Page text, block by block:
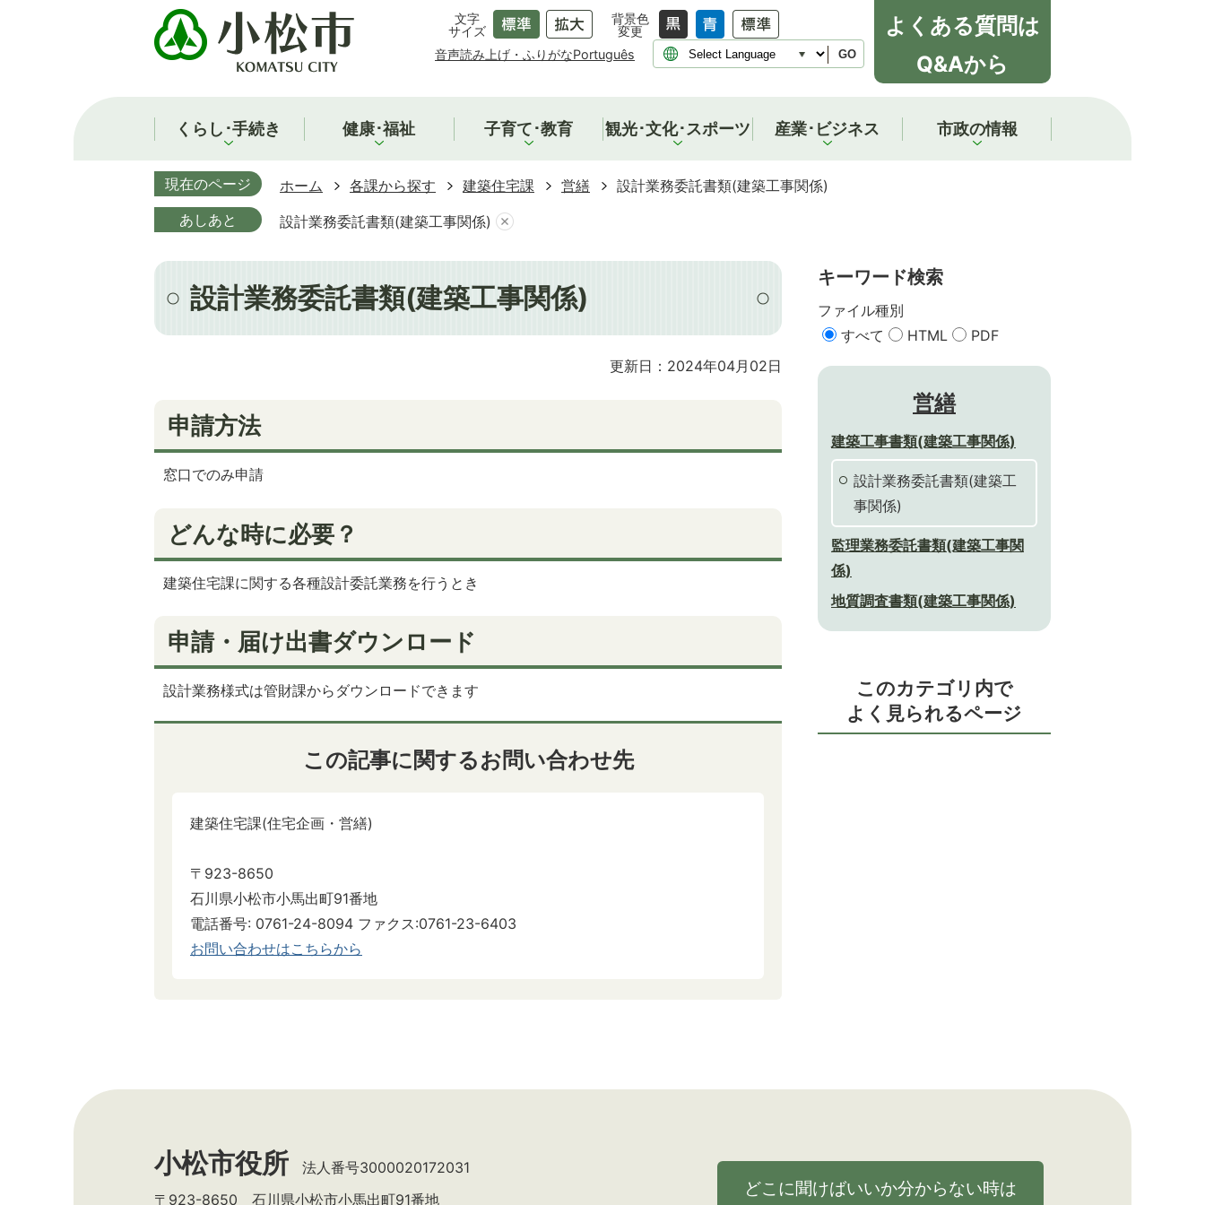
文字
サイズ
背景色
変更
音声読み上げ・ふりがなPortuguês GO
よくある質問は
Q&Aから
くらし･手続き 健康･福祉 子育て･教育 観光･文化･スポーツ 産業･ビジネス 市政の情報
現在のページ ホーム 各課から探す 建築住宅課 営繕
設計業務委託書類(建築工事関係)
あしあと
設計業務委託書類(建築工事関係)
設計業務委託書類(建築工事関係)
更新日：2024年04月02日
申請方法
窓口でのみ申請
どんな時に必要？
建築住宅課に関する各種設計委託業務を行うとき
申請・届け出書ダウンロード
設計業務様式は管財課からダウンロードできます
この記事に関するお問い合わせ先
建築住宅課(住宅企画・営繕)
〒923-8650
石川県小松市小馬出町91番地
電話番号: 0761-24-8094 ファクス:0761-23-6403
お問い合わせはこちらから
キーワード検索
ファイル種別
すべて
HTML PDF
営繕
建築工事書類(建築工事関係)
設計業務委託書類(建築工
事関係)
監理業務委託書類(建築工事関
係)
地質調査書類(建築工事関係)
このカテゴリ内で
よく見られるページ
小松市役所
法人番号3000020172031
〒923-8650 石川県小松市小馬出町91番地
どこに聞けばいいか分からない時は